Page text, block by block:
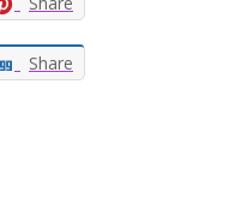
Share